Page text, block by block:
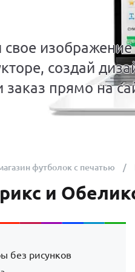
свое
создай
прямо на
футболок с печатью
и
без рисунков